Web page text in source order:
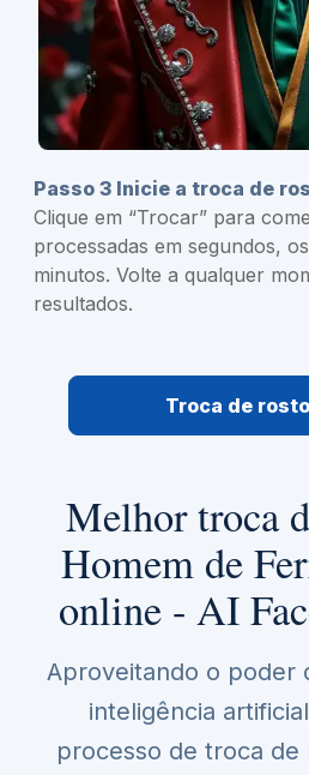
Passo 3 Inicie a troca de
Clique em “Trocar” para
processadas em segundos,
minutos. Volte a qualquer
resultados.
Troca de
Melhor troca
Homem de
online - AI
Aproveitando o poder
inteligência
processo de troca